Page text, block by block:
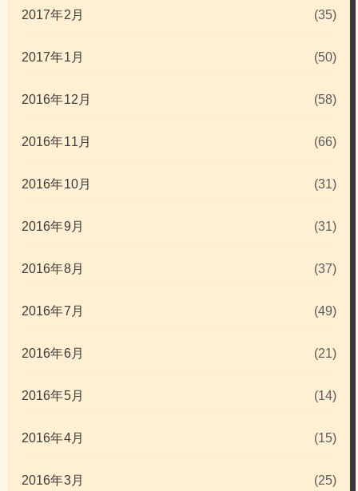
2017年2月 (35)
2017年1月 (50)
2016年12月 (58)
2016年11月 (66)
2016年10月 (31)
2016年9月 (31)
2016年8月 (37)
2016年7月 (49)
2016年6月 (21)
2016年5月 (14)
2016年4月 (15)
2016年3月 (25)